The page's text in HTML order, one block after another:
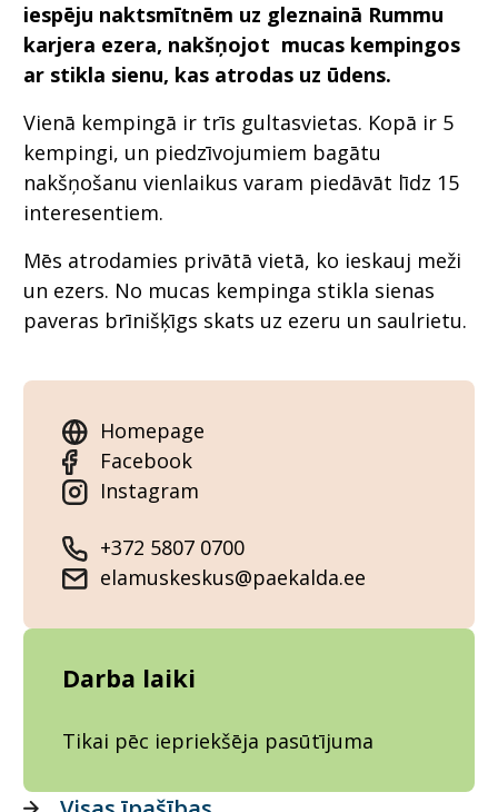
iespēju naktsmītnēm uz gleznainā Rummu
karjera ezera, nakšņojot mucas kempingos
ar stikla sienu, kas atrodas uz ūdens.
Vienā kempingā ir trīs gultasvietas. Kopā ir 5
kempingi, un piedzīvojumiem bagātu
nakšņošanu vienlaikus varam piedāvāt līdz 15
interesentiem.
Mēs atrodamies privātā vietā, ko ieskauj meži
un ezers. No mucas kempinga stikla sienas
paveras brīnišķīgs skats uz ezeru un saulrietu.
Homepage
Facebook
Instagram
+372 5807 0700
elamuskeskus@paekalda.ee
Darba laiki
Tikai pēc iepriekšēja pasūtījuma